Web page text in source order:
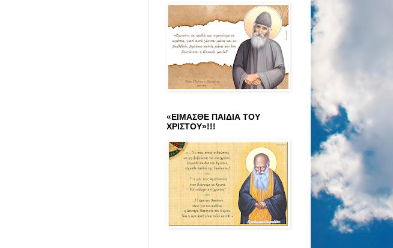
«ΕΙΜΑΣΘΕ ΠΑΙΔΙΑ ΤΟΥ
ΧΡΙΣΤΟΥ»!!!